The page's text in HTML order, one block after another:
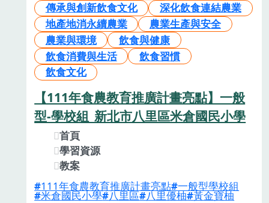
傳承與創新飲食文化
深化飲食連結農業
地產地消永續農業
農業生產與安全
農業與環境
飲食與健康
飲食消費與生活
飲食習慣
飲食文化
【111年食農教育推廣計畫亮點】一般
型-學校組_新北市八里區米倉國民小學
首頁
學習資源
教案
111年食農教育推廣計畫亮點 一般型學校組
米倉國民小學 八里區 八里優柚 黃金寶柚